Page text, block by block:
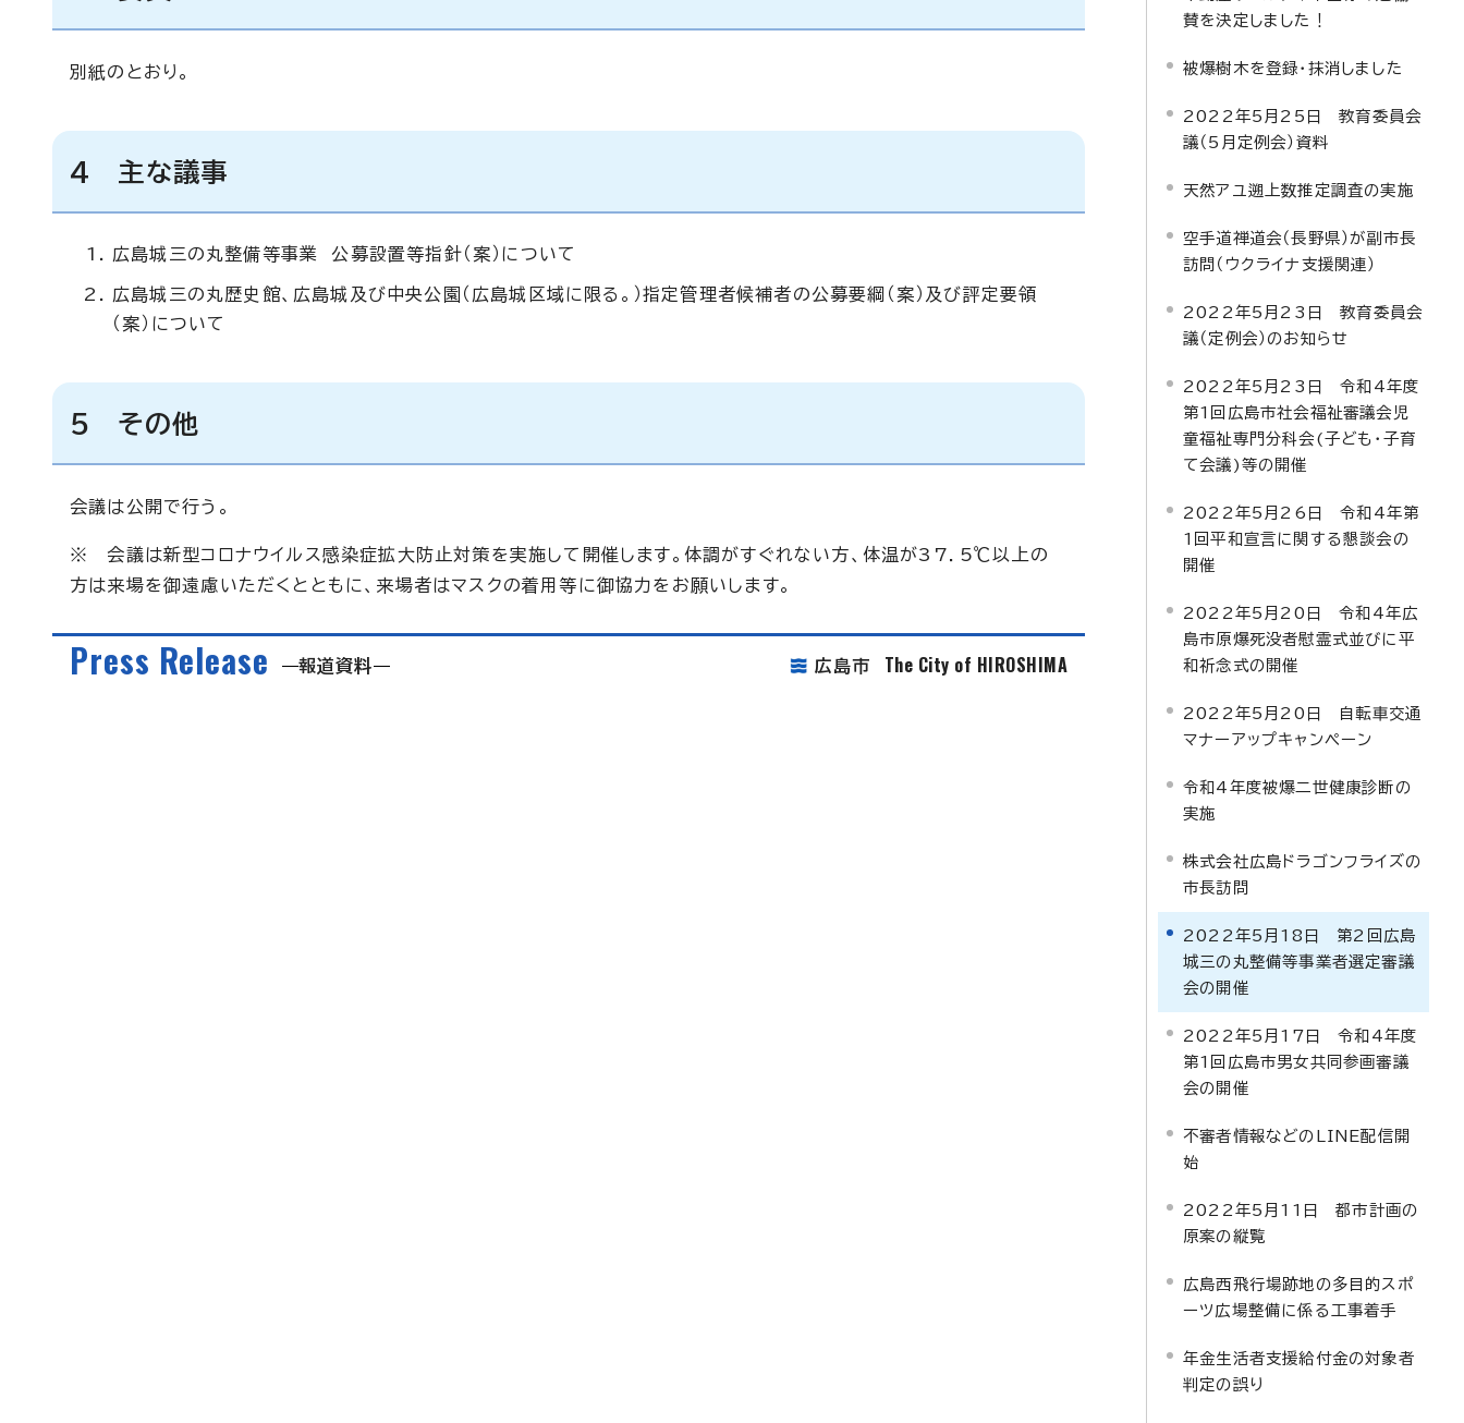
別紙のとおり。
4 主な議事
広島城三の丸整備等事業 公募設置等指針（案）について
広島城三の丸歴史館、広島城及び中央公園（広島城区域に限る。）指定管理者候補者の公募要綱（案）及び評定要領
（案）について
5 その他
会議は公開で行う。
※ 会議は新型コロナウイルス感染症拡大防止対策を実施して開催します。体調がすぐれない方、体温が37．5℃以上の
方は来場を御遠慮いただくとともに、来場者はマスクの着用等に御協力をお願いします。
Press Release 報道資料 広島市 The City of HIROSHIMA
賛を決定しました！
被爆樹木を登録・抹消しました
2022年5月25日 教育委員会
議（5月定例会）資料
天然アユ遡上数推定調査の実施
空手道禅道会（長野県）が副市長
訪問（ウクライナ支援関連）
2022年5月23日 教育委員会
議（定例会）のお知らせ
2022年5月23日 令和4年度
第1回広島市社会福祉審議会児
童福祉専門分科会(子ども・子育
て会議)等の開催
2022年5月26日 令和4年第
1回平和宣言に関する懇談会の
開催
2022年5月20日 令和4年広
島市原爆死没者慰霊式並びに平
和祈念式の開催
2022年5月20日 自転車交通
マナーアップキャンペーン
令和4年度被爆二世健康診断の
実施
株式会社広島ドラゴンフライズの
市長訪問
2022年5月18日 第2回広島
城三の丸整備等事業者選定審議
会の開催
2022年5月17日 令和4年度
第1回広島市男女共同参画審議
会の開催
不審者情報などのLINE配信開
始
2022年5月11日 都市計画の
原案の縦覧
広島西飛行場跡地の多目的スポ
ーツ広場整備に係る工事着手
年金生活者支援給付金の対象者
判定の誤り